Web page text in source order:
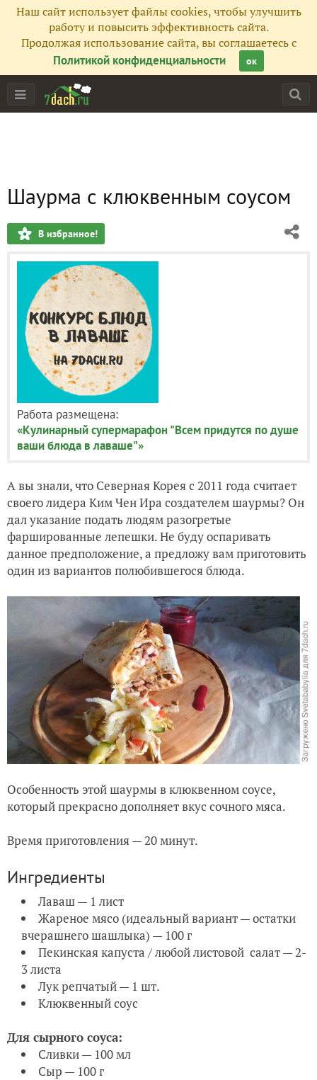
Наш сайт использует файлы cookies, чтобы улучшить
работу и повысить эффективность сайта.
Продолжая использование сайта, вы соглашаетесь с
Политикой конфиденциальности
ок
Шаурма с клюквенным соусом
В избранное!
Работа размещена:
«Кулинарный супермарафон "Всем придутся по душе
ваши блюда в лаваше"»
А вы знали, что Северная Корея с 2011 года считает
своего лидера Ким Чен Ира создателем шаурмы? Он
дал указание подать людям разогретые
фаршированные лепешки. Не буду оспаривать
данное предположение, а предложу вам приготовить
один из вариантов полюбившегося блюда.
Особенность этой шаурмы в клюквенном соусе,
который прекрасно дополняет вкус сочного мяса.
Время приготовления — 20 минут.
Ингредиенты
Лаваш — 1 лист
Жареное мясо (идеальный вариант — остатки
вчерашнего шашлыка) — 100 г
Пекинская капуста / любой листовой салат — 2-
3 листа
Лук репчатый — 1 шт.
Клюквенный соус
Для сырного соуса:
Сливки — 100 мл
Сыр — 100 г